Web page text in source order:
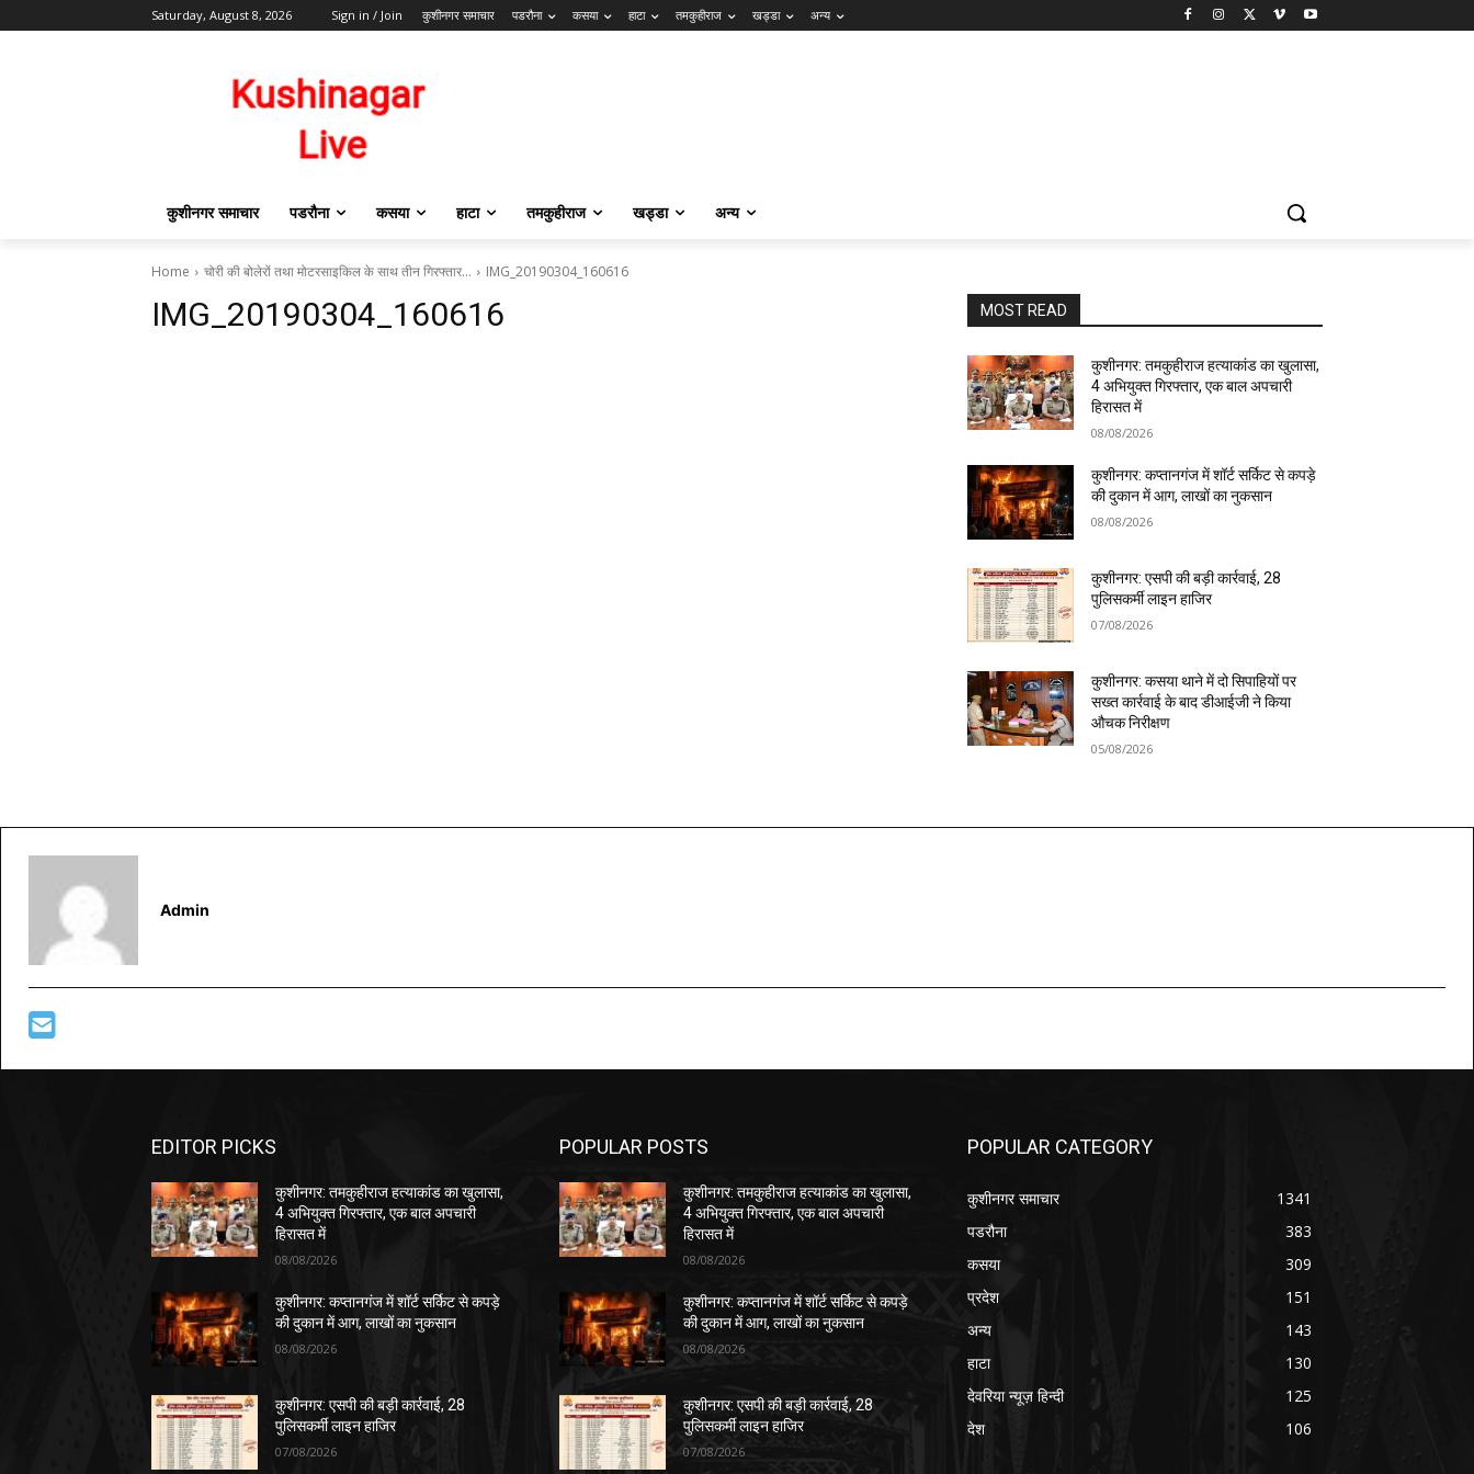
Saturday, August 8, 2026 Sign in / Join कुशीनगर समाचार पडरौना कसया हाटा तमकुहीराज खड्डा अन्य
कुशीनगर समाचार पडरौना कसया हाटा तमकुहीराज खड्डा अन्य
Home चोरी की बोलेरों तथा मोटरसाइकिल के साथ तीन गिरफ्तार… IMG_20190304_160616
IMG_20190304_160616 MOST READ
कुशीनगर: तमकुहीराज हत्याकांड का खुलासा,
4 अभियुक्त गिरफ्तार, एक बाल अपचारी
हिरासत में
08/08/2026
कुशीनगर: कप्तानगंज में शॉर्ट सर्किट से कपड़े
की दुकान में आग, लाखों का नुकसान
08/08/2026
कुशीनगर: एसपी की बड़ी कार्रवाई, 28
पुलिसकर्मी लाइन हाजिर
07/08/2026
कुशीनगर: कसया थाने में दो सिपाहियों पर
सख्त कार्रवाई के बाद डीआईजी ने किया
औचक निरीक्षण
05/08/2026
Admin
EDITOR PICKS
कुशीनगर: तमकुहीराज हत्याकांड का खुलासा,
4 अभियुक्त गिरफ्तार, एक बाल अपचारी
हिरासत में
08/08/2026
कुशीनगर: कप्तानगंज में शॉर्ट सर्किट से कपड़े
की दुकान में आग, लाखों का नुकसान
08/08/2026
कुशीनगर: एसपी की बड़ी कार्रवाई, 28
पुलिसकर्मी लाइन हाजिर
07/08/2026
POPULAR POSTS
कुशीनगर: तमकुहीराज हत्याकांड का खुलासा,
4 अभियुक्त गिरफ्तार, एक बाल अपचारी
हिरासत में
08/08/2026
कुशीनगर: कप्तानगंज में शॉर्ट सर्किट से कपड़े
की दुकान में आग, लाखों का नुकसान
08/08/2026
कुशीनगर: एसपी की बड़ी कार्रवाई, 28
पुलिसकर्मी लाइन हाजिर
07/08/2026
POPULAR CATEGORY
कुशीनगर समाचार
1341
पडरौना
383
कसया
309
प्रदेश
151
अन्य
143
हाटा
130
देवरिया न्यूज़ हिन्दी
125
देश
106